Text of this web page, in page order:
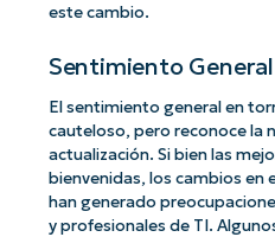
este cambio.
Sentimiento General
El sentimiento general en
cauteloso, pero reconoce la
actualización. Si bien las
bienvenidas, los cambios en
han generado
y profesionales de TI.